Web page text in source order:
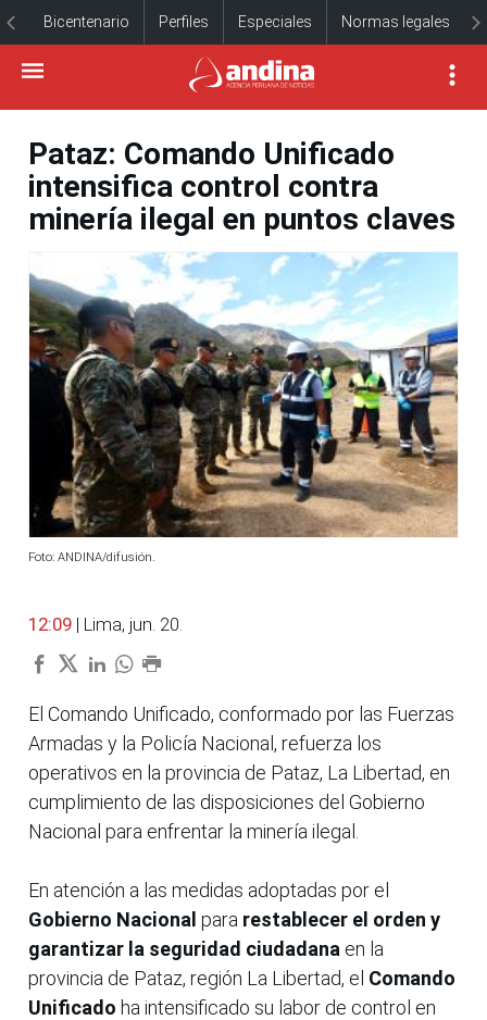
Bicentenario Perfiles Especiales Normas legales
Pataz: Comando Unificado
intensifica control contra
minería ilegal en puntos claves
Foto: ANDINA/difusión.
12:09 | Lima, jun. 20.
El Comando Unificado, conformado por las Fuerzas
Armadas y la Policía Nacional, refuerza los
operativos en la provincia de Pataz, La Libertad, en
cumplimiento de las disposiciones del Gobierno
Nacional para enfrentar la minería ilegal.
En atención a las medidas adoptadas por el
Gobierno Nacional para restablecer el orden y
garantizar la seguridad ciudadana en la
provincia de Pataz, región La Libertad, el Comando
Unificado ha intensificado su labor de control en